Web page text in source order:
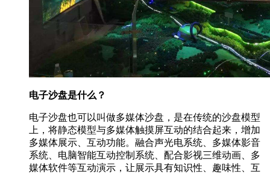
电子沙盘是什么？
电子沙盘也可以叫做多媒体沙盘，是在传统的沙盘模型
上，将静态模型与多媒体触摸屏互动的结合起来，增加
多媒体展示、互动功能。融合声光电系统、多媒体影音
系统、电脑智能互动控制系统、配合影视三维动画、多
媒体软件等互动演示，让展示具有知识性、趣味性、互